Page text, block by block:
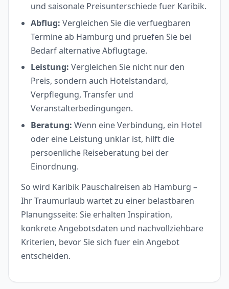
und saisonale Preisunterschiede fuer Karibik.
Abflug: Vergleichen Sie die verfuegbaren
Termine ab Hamburg und pruefen Sie bei
Bedarf alternative Abflugtage.
Leistung: Vergleichen Sie nicht nur den
Preis, sondern auch Hotelstandard,
Verpflegung, Transfer und
Veranstalterbedingungen.
Beratung: Wenn eine Verbindung, ein Hotel
oder eine Leistung unklar ist, hilft die
persoenliche Reiseberatung bei der
Einordnung.
So wird Karibik Pauschalreisen ab Hamburg –
Ihr Traumurlaub wartet zu einer belastbaren
Planungsseite: Sie erhalten Inspiration,
konkrete Angebotsdaten und nachvollziehbare
Kriterien, bevor Sie sich fuer ein Angebot
entscheiden.